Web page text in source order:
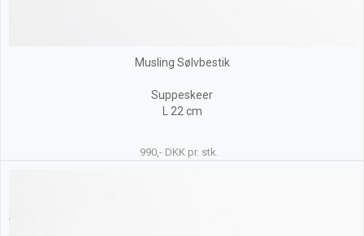
Musling Sølvbestik
Suppeskeer
L 22 cm
990,- DKK pr. stk.